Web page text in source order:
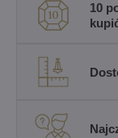
10